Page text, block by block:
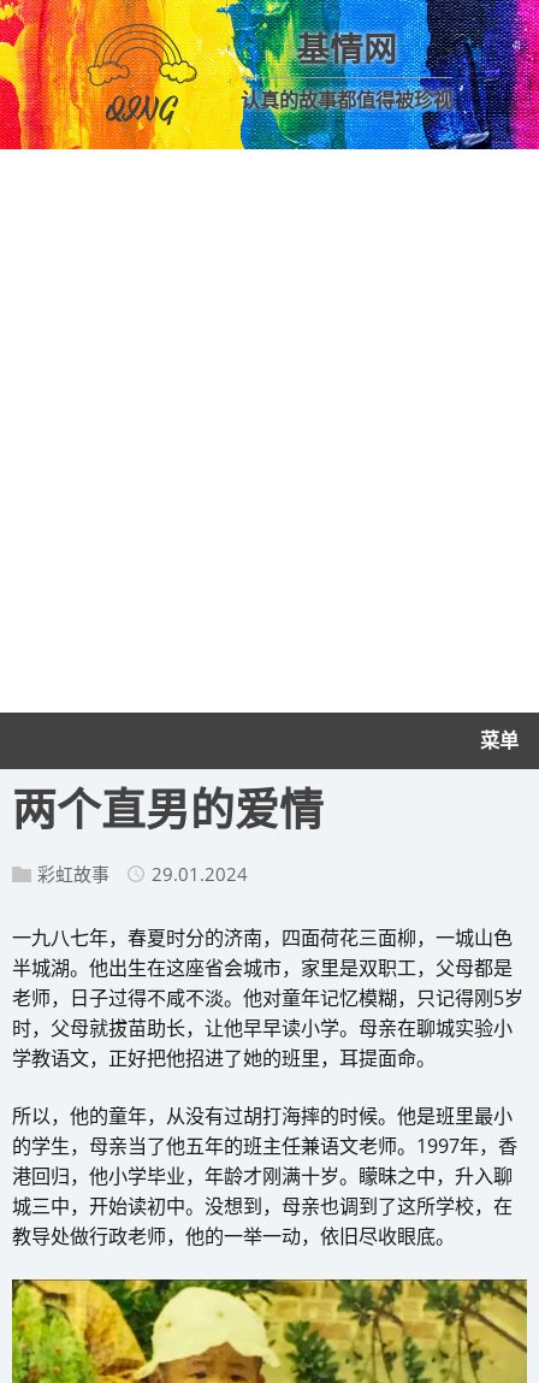
基情网
认真的故事都值得被珍视
菜单
​两个直男的爱情
彩虹故事 29.01.2024
一九八七年，春夏时分的济南，四面荷花三面柳，一城山色
半城湖。他出生在这座省会城市，家里是双职工，父母都是
老师，日子过得不咸不淡。他对童年记忆模糊，只记得刚5岁
时，父母就拔苗助长，让他早早读小学。母亲在聊城实验小
学教语文，正好把他招进了她的班里，耳提面命。
所以，他的童年，从没有过胡打海摔的时候。他是班里最小
的学生，母亲当了他五年的班主任兼语文老师。1997年，香
港回归，他小学毕业，年龄才刚满十岁。矇昧之中，升入聊
城三中，开始读初中。没想到，母亲也调到了这所学校，在
教导处做行政老师，他的一举一动，依旧尽收眼底。